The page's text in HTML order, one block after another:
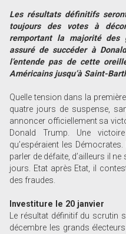
Les résultats définitifs
toujours des votes à
remportant la majorité des
assuré de succéder à
l’entende pas de cette
Américains jusqu’à Saint-
Quelle tension dans la
quatre jours de suspense,
annoncer officiellement sa
Donald Trump. Une
qu’espéraient les
parler de défaite, d’ailleurs il
jours. Etat après Etat, il
des fraudes.
Investiture le 20 janvier
Le résultat définitif du scrutin
décembre les grands